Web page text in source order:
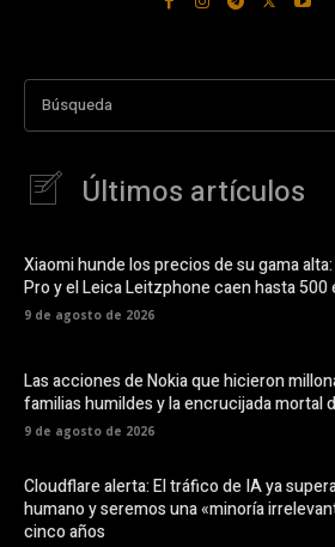
Búsqueda
Últimos artículos
Xiaomi hunde los precios de su gama
Pro y el Leica Leitzphone caen hasta 500
9 de agosto de 2026
Las acciones de Nokia que hicieron
familias humildes y la encrucijada mortal
9 de agosto de 2026
Cloudflare alerta: El tráfico de IA ya
humano y seremos una «minoría
cinco años